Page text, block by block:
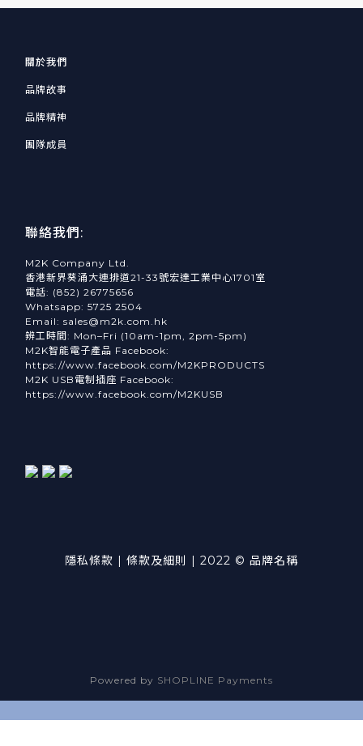
關於我們
品牌故事
品牌精神
團隊成員
聯絡我們:
M2K Company Ltd.
香港新界葵涌大連排道21-33號宏達工業中心1701室
電話: (852) 26775656
Whatsapp: 5725 2504
Email: sales@m2k.com.hk
辨工時間: Mon–Fri (10am-1pm, 2pm-5pm)
M2K智能電子產品 Facebook:
https://www.facebook.com/M2KPRODUCTS
M2K USB電制插座 Facebook:
https://www.facebook.com/M2KUSB
隱私條款 | 條款及細則 | 2022 © 品牌名稱
Powered by SHOPLINE Payments